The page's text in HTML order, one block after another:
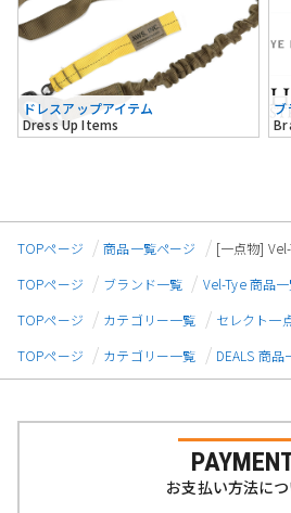
ドレスアップアイテム
Dress Up Items
ブ
TOPページ 商品一覧ページ
[一点物]
TOPページ
ブランド一覧 Vel-Tye 商品
TOPページ
カテゴリー一覧 セレクト一
TOPページ
カテゴリー一覧 DEALS 商品
お支払い方法に